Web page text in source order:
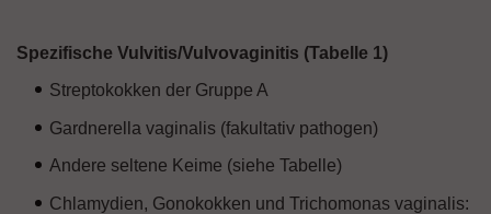
Spezifische Vulvitis/Vulvovaginitis (Tabelle 1)
Streptokokken der Gruppe A
Gardnerella vaginalis (fakultativ pathogen)
Andere seltene Keime (siehe Tabelle)
Chlamydien, Gonokokken und Trichomonas vaginalis: